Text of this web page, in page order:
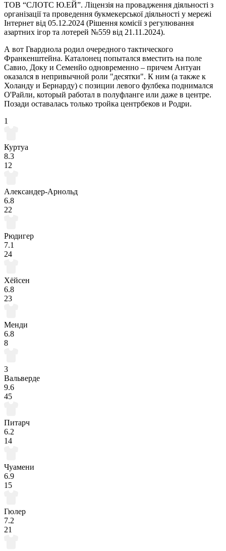
ТОВ “СЛОТС Ю.ЕЙ”. Ліцензія на провадження діяльності з
організації та проведення букмекерської діяльності у мережі
Інтернет від 05.12.2024 (Рішення комісії з регулювання
азартних ігор та лотерей №559 від 21.11.2024).
А вот Гвардиола родил очередного тактического
Франкенштейна. Каталонец попытался вместить на поле
Савио, Доку и Семенйо одновременно – причем Антуан
оказался в непривычной роли "десятки". К ним (а также к
Холанду и Бернарду) с позиции левого фулбека поднимался
О'Райли, который работал в полуфланге или даже в центре.
Позади оставалась только тройка центрбеков и Родри.
1
Куртуа
8.3
12
Александер-Арнольд
6.8
22
Рюдигер
7.1
24
Хёйсен
6.8
23
Менди
6.8
8
3
Вальверде
9.6
45
Питарч
6.2
14
Чуамени
6.9
15
Гюлер
7.2
21